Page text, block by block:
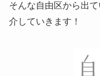
そんな自由区から出
介していきます！